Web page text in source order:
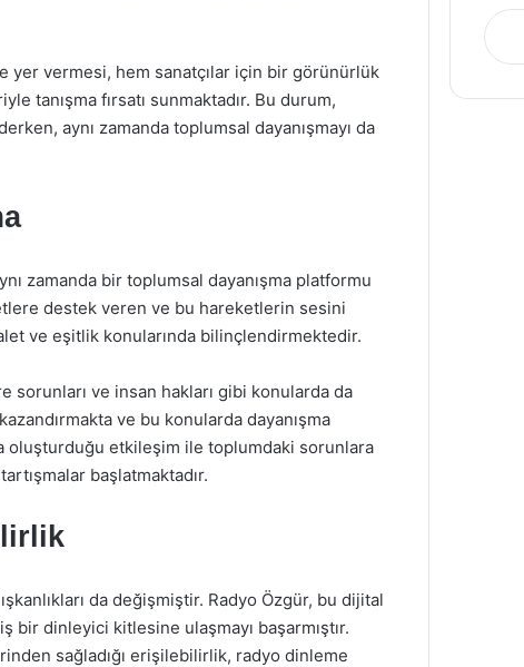
yer vermesi, hem sanatçılar için bir görünürlük
tanışma fırsatı sunmaktadır. Bu durum,
aynı zamanda toplumsal dayanışmayı da
zamanda bir toplumsal dayanışma platformu
destek veren ve bu hareketlerin sesini
ve eşitlik konularında bilinçlendirmektedir.
sorunları ve insan hakları gibi konularda da
ve bu konularda dayanışma
oluşturduğu etkileşim ile toplumdaki sorunlara
başlatmaktadır.
da değişmiştir. Radyo Özgür, bu dijital
dinleyici kitlesine ulaşmayı başarmıştır.
sağladığı erişilebilirlik, radyo dinleme